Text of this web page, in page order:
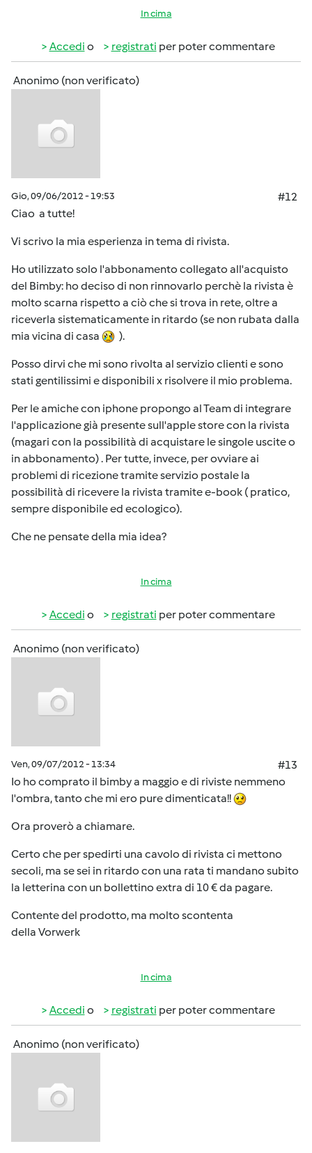
In cima
Accedi o registrati per poter commentare
Anonimo (non verificato)
Gio, 09/06/2012 - 19:53
#12
Ciao a tutte!
Vi scrivo la mia esperienza in tema di rivista.
Ho utilizzato solo l'abbonamento collegato all'acquisto
del Bimby: ho deciso di non rinnovarlo perchè la rivista è
molto scarna rispetto a ciò che si trova in rete, oltre a
riceverla sistematicamente in ritardo (se non rubata dalla
mia vicina di casa
).
Posso dirvi che mi sono rivolta al servizio clienti e sono
stati gentilissimi e disponibili x risolvere il mio problema.
Per le amiche con iphone propongo al Team di integrare
l'applicazione già presente sull'apple store con la rivista
(magari con la possibilità di acquistare le singole uscite o
in abbonamento) . Per tutte, invece, per ovviare ai
problemi di ricezione tramite servizio postale la
possibilità di ricevere la rivista tramite e-book ( pratico,
sempre disponibile ed ecologico).
Che ne pensate della mia idea?
In cima
Accedi o registrati per poter commentare
Anonimo (non verificato)
Ven, 09/07/2012 - 13:34
#13
Io ho comprato il bimby a maggio e di riviste nemmeno
l'ombra, tanto che mi ero pure dimenticata!!
Ora proverò a chiamare.
Certo che per spedirti una cavolo di rivista ci mettono
secoli, ma se sei in ritardo con una rata ti mandano subito
la letterina con un bollettino extra di 10 € da pagare.
Contente del prodotto, ma molto scontenta
della Vorwerk
In cima
Accedi o registrati per poter commentare
Anonimo (non verificato)